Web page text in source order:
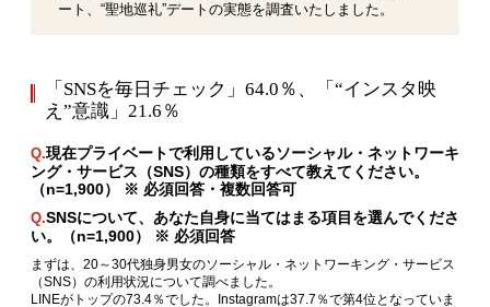
ート、“聖地巡礼”デートの実態を調査いたしました。
「SNSを毎日チェック」64.0％、「“インスタ映
え”意識」21.6％
Q.現在プライベートで利用しているソーシャル・ネットワーキ
ング・サービス（SNS）の種類をすべて教えてください。
（n=1,900） ※ 必須回答・複数回答可
Q.SNSについて、あなた自身に当てはまる項目を選んでくださ
い。（n=1,900） ※ 必須回答
まずは、20～30代独身男女のソーシャル・ネットワーキング・サービス
（SNS）の利用状況について調べました。
LINEがトップの73.4％でした。Instagramは37.7％で第4位となっていま